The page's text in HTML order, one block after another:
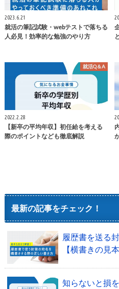
2023.6.21
就活の筆記試験・webテストで落ちる
人必見！効率的な勉強のやり方
就活Q＆A
2022.2.28
【新卒の平均年収】初任給を考える
際のポイントなども徹底解説
最新の記事をチェック！
履歴書を送る
【横書きの見
知らないと損